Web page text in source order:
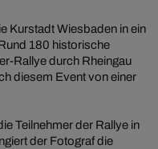
Kurstadt Wiesbaden in ein
180 historische
Rallye durch Rheingau
diesem Event von einer
Teilnehmer der Rallye in
der Fotograf die